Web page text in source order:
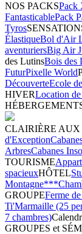
NOS PACKSPack
FantasticablePack
Tyros
ÉlastiqueBol d'Air
aventuriersBig Air
des LutinsBois des
FuturPixelle World
DécouverteEcole
HIVERLocation
CLAIRIÈRE
d'Exception
ArbresCabanes
TOURISME
spacieuxHÔTEL
Montagne***
GROUPEFerme
Ti'Marmaille (25
7 chambres)
GROUPES et